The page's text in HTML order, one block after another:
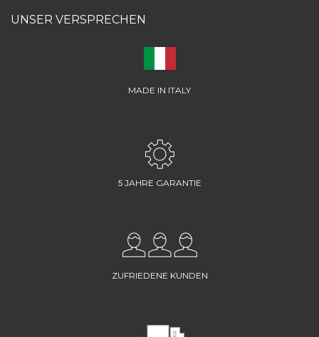
UNSER VERSPRECHEN
MADE IN ITALY
5 JAHRE GARANTIE
ZUFRIEDENE KUNDEN